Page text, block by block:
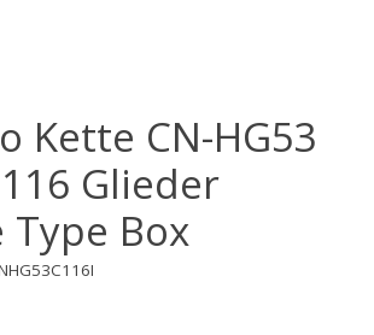
Kette CN-HG53
Glieder
Box